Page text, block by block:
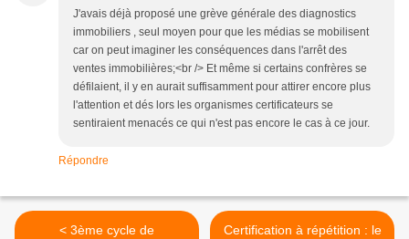
J'avais déjà proposé une grève générale des diagnostics
immobiliers , seul moyen pour que les médias se mobilisent
car on peut imaginer les conséquences dans l'arrêt des
ventes immobilières;<br /> Et même si certains confrères se
défilaient, il y en aurait suffisamment pour attirer encore plus
l'attention et dés lors les organismes certificateurs se
sentiraient menacés ce qui n'est pas encore le cas à ce jour.
Répondre
< 3ème cycle de
Certification à répétition : le